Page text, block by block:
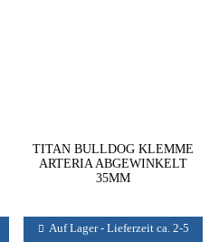
TITAN BULLDOG KLEMME
ARTERIA ABGEWINKELT
35MM
Auf Lager - Lieferzeit ca. 2-5